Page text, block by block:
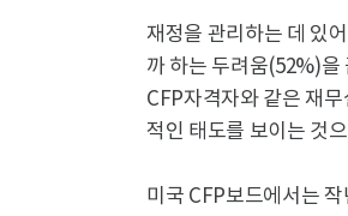
재정을 관리하는 데 있
까 하는 두려움(52%)을
CFP자격자와 같은 재
적인 태도를 보이는 것
미국 CFP보드에서는